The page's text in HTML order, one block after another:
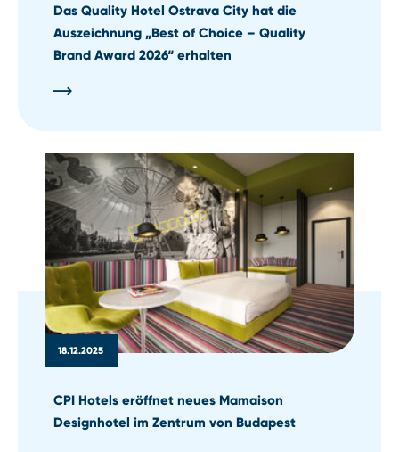
Das Quality Hotel Ostrava City hat die
Auszeichnung „Best of Choice – Quality
Brand Award 2026“ erhalten
18.12.2025
CPI Hotels eröffnet neues Mamaison
Designhotel im Zentrum von Budapest